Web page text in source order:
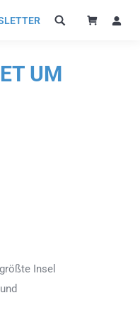
UM
Insel